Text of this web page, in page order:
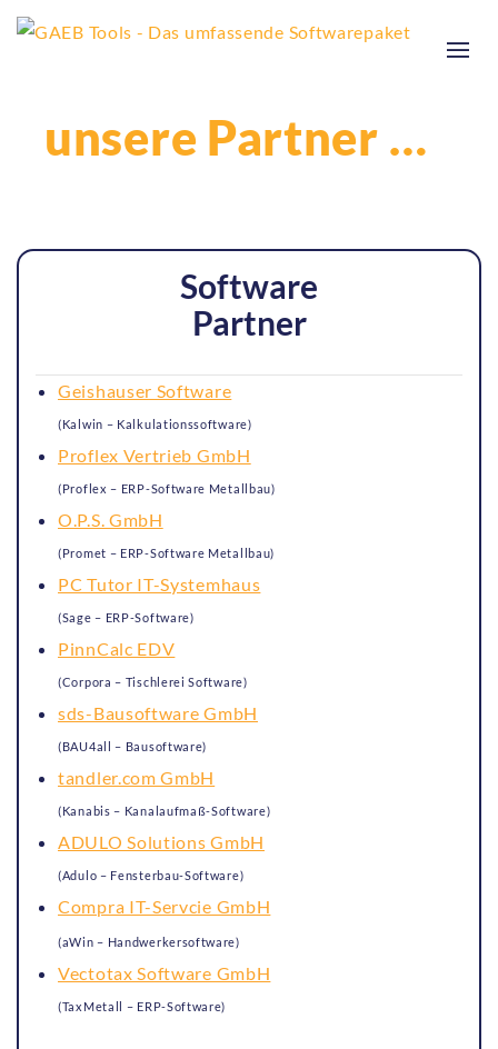
unsere Partner …
Software
Partner
Geishauser Software
(Kalwin – Kalkulationssoftware)
Proflex Vertrieb GmbH
(Proflex – ERP-Software Metallbau)
O.P.S. GmbH
(Promet – ERP-Software Metallbau)
PC Tutor IT-Systemhaus
(Sage – ERP-Software)
PinnCalc EDV
(Corpora – Tischlerei Software)
sds-Bausoftware GmbH
(BAU4all – Bausoftware)
tandler.com GmbH
(Kanabis – Kanalaufmaß-Software)
ADULO Solutions GmbH
(Adulo – Fensterbau-Software)
Compra IT-Servcie GmbH
(aWin – Handwerkersoftware)
Vectotax Software GmbH
(TaxMetall – ERP-Software)